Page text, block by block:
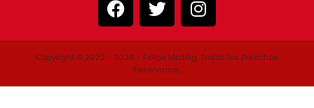
Copyright © 2022 - 2026 - Felipe Michlig. Todos los Derechos
Reservados.